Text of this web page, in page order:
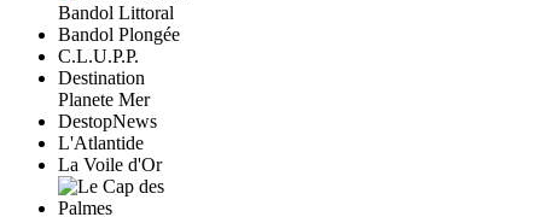
Bandol Littoral
Bandol Plongée
C.L.U.P.P.
Destination
Planete Mer
DestopNews
L'Atlantide
La Voile d'Or